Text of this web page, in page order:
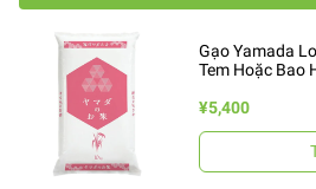
Gạo Yamada
Tem Hoặc Bao
¥5,400